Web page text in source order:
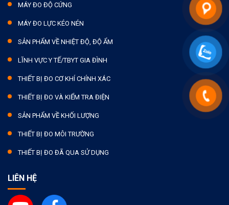
MÁY ĐO ĐỘ CỨNG
MÁY ĐO LỰC KÉO NÉN
SẢN PHẨM VỀ NHIỆT ĐỘ, ĐỘ ẨM
LĨNH VỰC Y TẾ/TBYT GIA ĐÌNH
THIẾT BỊ ĐO CƠ KHÍ CHÍNH XÁC
THIẾT BỊ ĐO VÀ KIỂM TRA ĐIỆN
SẢN PHẨM VỀ KHỐI LƯỢNG
THIẾT BỊ ĐO MÔI TRƯỜNG
THIẾT BỊ ĐO ĐÃ QUA SỬ DỤNG
LIÊN HỆ